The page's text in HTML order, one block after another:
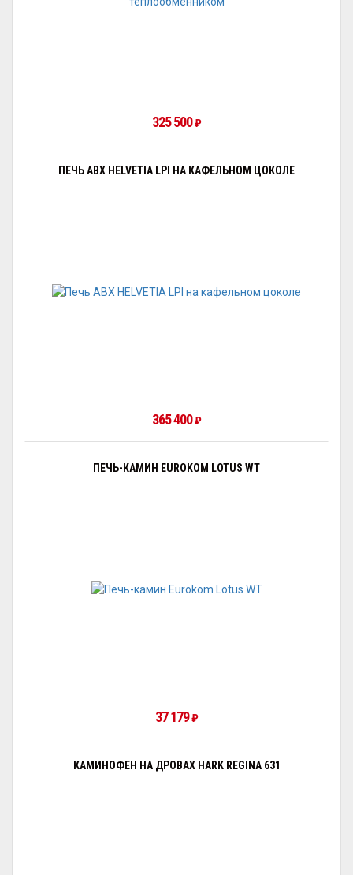
325 500₽
ПЕЧЬ ABX HELVETIA LPI НА КАФЕЛЬНОМ ЦОКОЛЕ
365 400₽
ПЕЧЬ-КАМИН EUROKOM LOTUS WT
37 179₽
КАМИНОФЕН НА ДРОВАХ HARK REGINA 631